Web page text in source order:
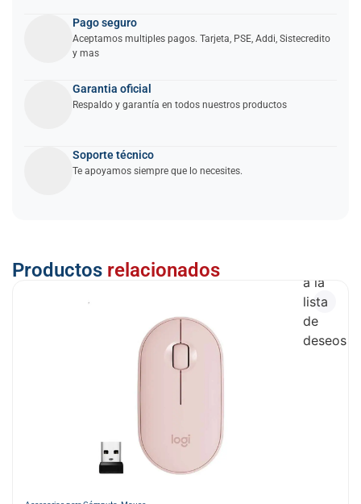
Pago seguro
Aceptamos multiples pagos. Tarjeta, PSE, Addi, Sistecredito
y mas
Garantia oficial
Respaldo y garantía en todos nuestros productos
Soporte técnico
Te apoyamos siempre que lo necesites.
Productos relacionados
a la
lista
de
deseos